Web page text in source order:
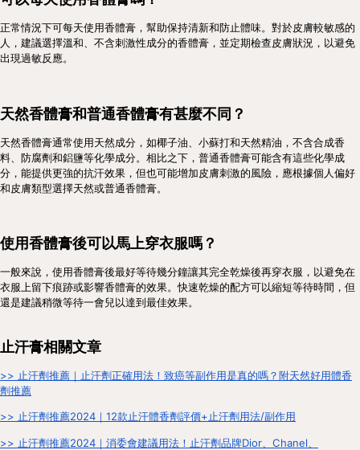
正常情況下可每天使用香體膏，幫助保持清新和防止體味。對於皮膚較敏感的
人，建議選擇溫和、不含刺激性成分的香體膏，並定期檢查皮膚狀況，以避免
出現過敏反應。
天然香體膏和普通香體膏有甚麼不同？
天然香體膏通常使用天然成分，如椰子油、小蘇打和天然精油，不含合成香
料、防腐劑和鋁鹽等化學成分。相比之下，普通香體膏可能含有這些化學成
分，能提供更強的抗汗效果，但也可能增加皮膚刺激的風險，應根據個人偏好
和皮膚類型選擇天然或普通香體膏。
使用香體膏後可以馬上穿衣服嗎？
一般來說，使用香體膏後最好等待幾分鐘讓其完全乾燥後再穿衣服，以避免在
衣服上留下痕跡或影響香體膏的效果。快速乾燥的配方可以縮短等待時間，但
還是建議稍微等待一會兒以達到最佳效果。
止汗膏相關文章
>> 止汗劑推薦｜止汗劑正確用法！致癌等副作用是真的嗎？附天然好用體香
劑推薦
>> 止汗劑推薦2024｜12款止汗體香劑評價+止汗劑用法/副作用
>> 止汗劑推薦2024｜消委會建議用法！止汗劑品牌Dior、Chanel、